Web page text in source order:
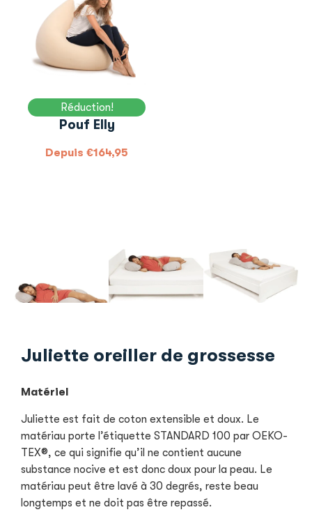
Réduction!
Pouf Elly
Depuis €164,95
Juliette oreiller de grossesse
Matériel
Juliette est fait de coton extensible et doux. Le
matériau porte l’étiquette STANDARD 100 par OEKO-
TEX®, ce qui signifie qu’il ne contient aucune
substance nocive et est donc doux pour la peau. Le
matériau peut être lavé à 30 degrés, reste beau
longtemps et ne doit pas être repassé.